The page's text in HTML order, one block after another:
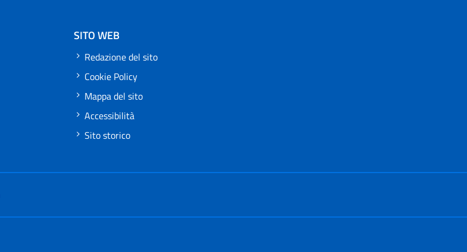
SITO WEB
Redazione del sito
Cookie Policy
Mappa del sito
Accessibilità
Sito storico